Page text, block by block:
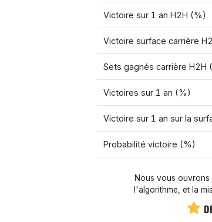
Victoire sur 1 an H2H (%)
Victoire surface carrière
Sets gagnés carrière H2H
Victoires sur 1 an (%)
Victoire sur 1 an sur la
Probabilité victoire (%)
Nous vous ouvrons
l'algorithme, et la